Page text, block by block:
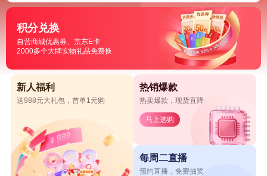
积分兑换
自营商城优惠券、京东E卡
2000多个大牌实物礼品免费换
新人福利
送988元大礼包，首单1元购
热销爆款
热卖爆款，现货直降
马上选购
每周二直播
预约直播，免费抽奖